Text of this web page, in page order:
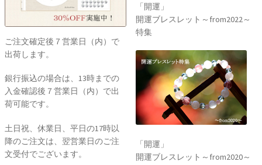
ご注文確定後７営業日（内）で
出荷します。
銀行振込の場合は、13時までの
入金確認後７営業日（内）で出
荷可能です。
土日祝、休業日、平日の17時以
降のご注文は、翌営業日のご注
文受付でございます。
「開運」
開運ブレスレット～from2022～
特集
「開運」
開運ブレスレット～from2020～